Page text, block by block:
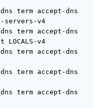
должны быть действия